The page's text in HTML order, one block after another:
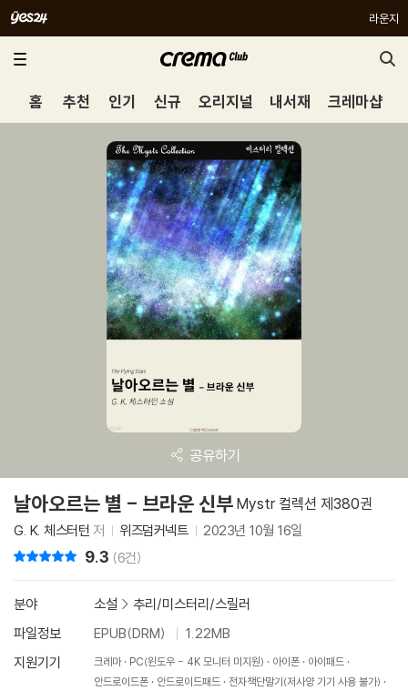
라운지
홈 추천 인기 신규 오리지널 내서재 크레마샵
공유하기
날아오르는 별 - 브라운 신부 Mystr 컬렉션 제380권
G. K. 체스터턴 저 위즈덤커넥트 2023년 10월 16일
9.3 (6건)
분야 소설 > 추리/미스터리/스릴러
파일정보
EPUB(DRM)
1.22MB
지원기기
크레마 PC(윈도우 - 4K 모니터 미지원) 아이폰
아이패드
안드로이드폰
안드로이드패드
전자책단말기(저사양 기기 사용 불가)